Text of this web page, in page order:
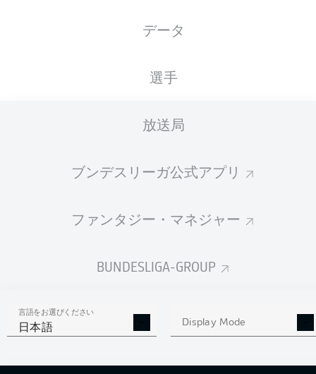
データ
選手
放送局
ブンデスリーガ公式アプリ
ファンタジー・マネジャー
BUNDESLIGA-GROUP
言語をお選びください
日本語 Display Mode
26.02.2005
統計 シーズン 2022/2023
AERIAL DUELS
WON